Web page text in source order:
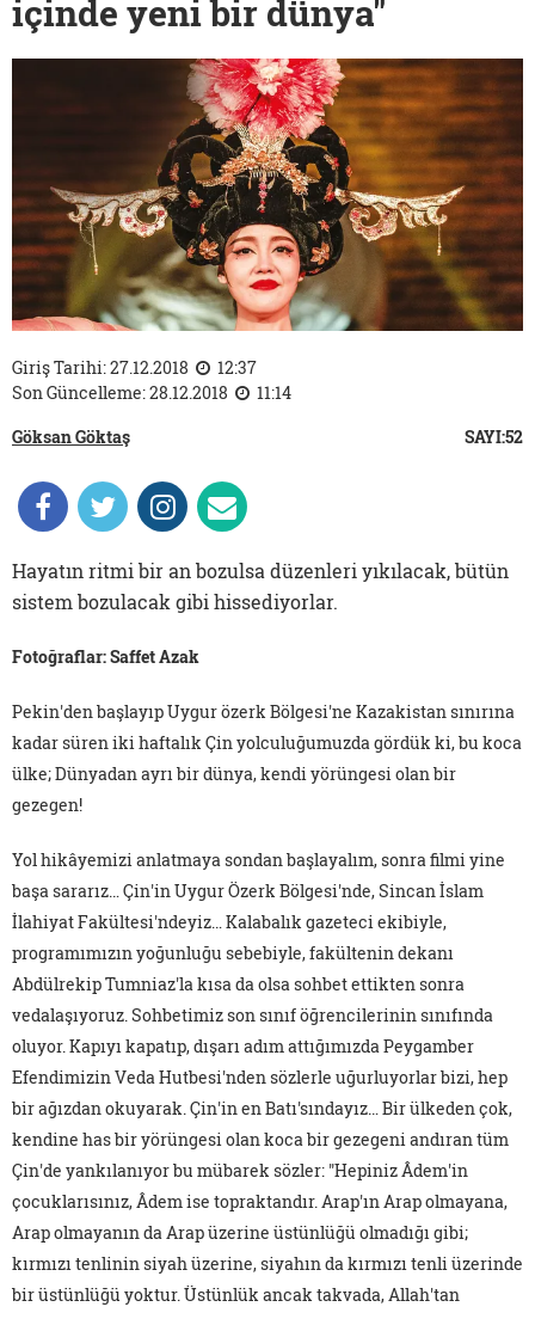
içinde yeni bir dünya"
Giriş Tarihi: 27.12.2018
12:37
Son Güncelleme: 28.12.2018
11:14
Göksan Göktaş
SAYI:52
Hayatın ritmi bir an bozulsa düzenleri yıkılacak, bütün
sistem bozulacak gibi hissediyorlar.
Fotoğraflar: Saffet Azak
Pekin'den başlayıp Uygur özerk Bölgesi'ne Kazakistan sınırına
kadar süren iki haftalık Çin yolculuğumuzda gördük ki, bu koca
ülke; Dünyadan ayrı bir dünya, kendi yörüngesi olan bir
gezegen!
Yol hikâyemizi anlatmaya sondan başlayalım, sonra filmi yine
başa sararız… Çin'in Uygur Özerk Bölgesi'nde, Sincan İslam
İlahiyat Fakültesi'ndeyiz… Kalabalık gazeteci ekibiyle,
programımızın yoğunluğu sebebiyle, fakültenin dekanı
Abdülrekip Tumniaz'la kısa da olsa sohbet ettikten sonra
vedalaşıyoruz. Sohbetimiz son sınıf öğrencilerinin sınıfında
oluyor. Kapıyı kapatıp, dışarı adım attığımızda Peygamber
Efendimizin Veda Hutbesi'nden sözlerle uğurluyorlar bizi, hep
bir ağızdan okuyarak. Çin'in en Batı'sındayız… Bir ülkeden çok,
kendine has bir yörüngesi olan koca bir gezegeni andıran tüm
Çin'de yankılanıyor bu mübarek sözler: "Hepiniz Âdem'in
çocuklarısınız, Âdem ise topraktandır. Arap'ın Arap olmayana,
Arap olmayanın da Arap üzerine üstünlüğü olmadığı gibi;
kırmızı tenlinin siyah üzerine, siyahın da kırmızı tenli üzerinde
bir üstünlüğü yoktur. Üstünlük ancak takvada, Allah'tan